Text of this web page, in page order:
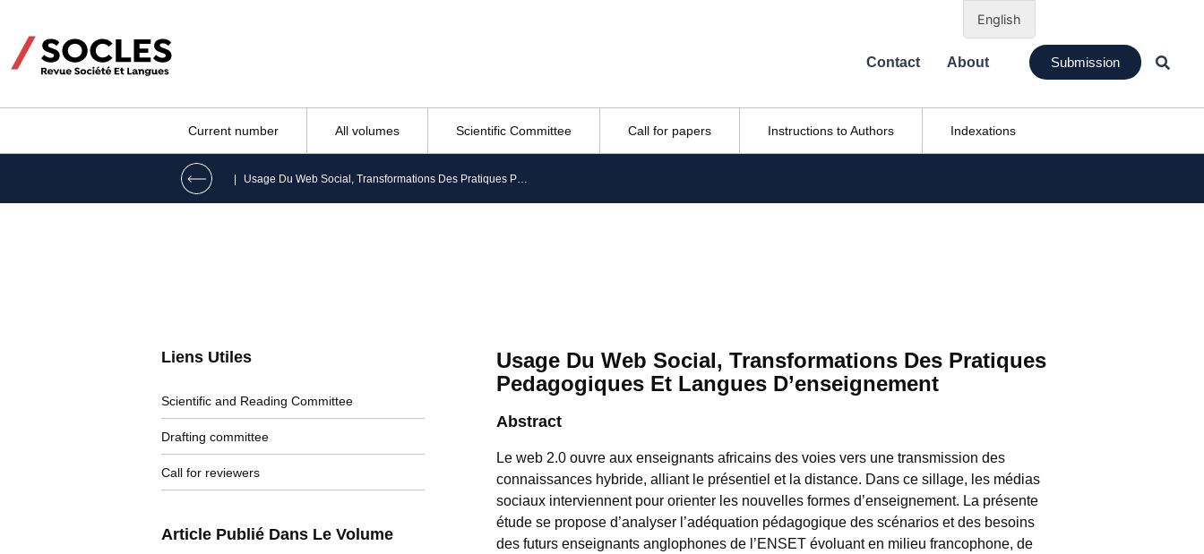
Contact About Submission
Current number All volumes Scientific Committee Call for papers Instructions to Authors Indexations
| Usage Du Web Social, Transformations Des Pratiques Pedagogiques Et Langues D’enseignement
Liens Utiles
Scientific and Reading Committee
Drafting committee
Call for reviewers
Article Publié Dans Le Volume
Usage Du Web Social, Transformations Des Pratiques
Pedagogiques Et Langues D’enseignement
Abstract
Le web 2.0 ouvre aux enseignants africains des voies vers une transmission des
connaissances hybride, alliant le présentiel et la distance. Dans ce sillage, les médias
sociaux interviennent pour orienter les nouvelles formes d’enseignement. La présente
étude se propose d’analyser l’adéquation pédagogique des scénarios et des besoins
des futurs enseignants anglophones de l’ENSET évoluant en milieu francophone, de
English